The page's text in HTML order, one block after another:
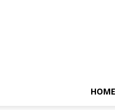
HOME